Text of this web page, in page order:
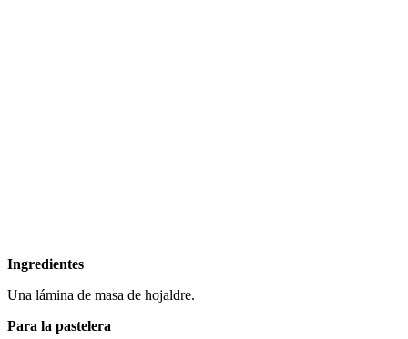
Ingredientes
Una lámina de masa de hojaldre.
Para la pastelera